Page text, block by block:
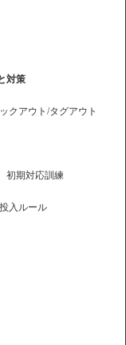
対策
クアウト/タグアウト
初期対応訓練
入ルール